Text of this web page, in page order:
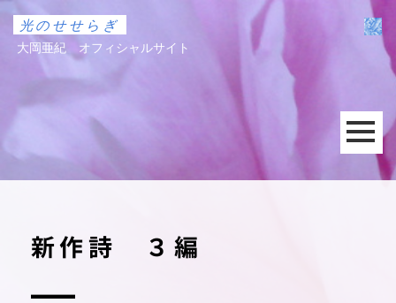
光のせせらぎ
大岡亜紀 オフィシャルサイト
新作詩 ３編